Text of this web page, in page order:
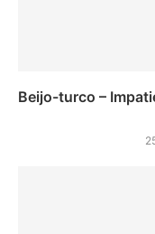
Beijo-turco –